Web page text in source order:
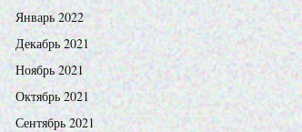
Январь 2022
Декабрь 2021
Ноябрь 2021
Октябрь 2021
Сентябрь 2021